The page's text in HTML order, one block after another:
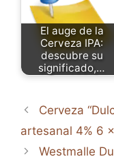
El auge de la
Cerveza IPA:
descubre su
significado,…
Cerveza
artesanal 4% 6
Westmalle